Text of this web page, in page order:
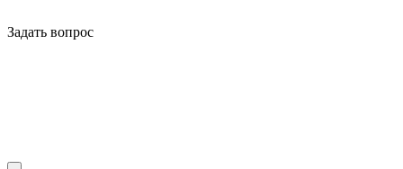
Задать вопрос